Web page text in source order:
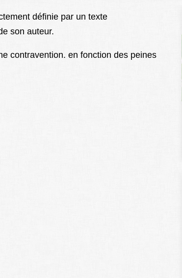
définie par un texte
son auteur.
contravention. en fonction des peines